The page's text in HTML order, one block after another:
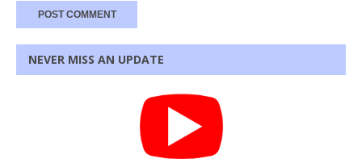
NEVER MISS AN UPDATE